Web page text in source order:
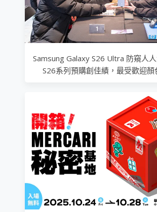
Samsung Galaxy S26 Ultra 防窺人
S26系列預購創佳績，最受歡迎顏